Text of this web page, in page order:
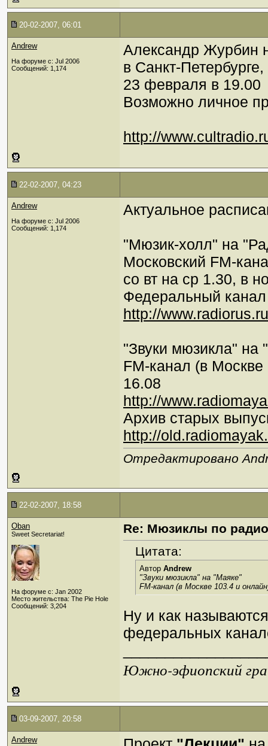
20-02-2007, 06:01
Andrew
На форуме с: Jul 2006
Сообщений: 1,174
Александр Журбин
в Санкт-
23 февраля в 19.00
Возможно личное
http://
22-02-2007, 04:23
Andrew
На форуме с: Jul 2006
Сообщений: 1,174
Актуальное
"Мюзик-холл" на
Московский FM-
со вт на ср 1.30, в
Федеральный
http://
"Звуки мюзикла" на
FM-канал (в
16.08
http://
Архив старых
http://
Отредактировано
22-02-2007, 18:58
Oban
Sweet Secretariat!
На форуме с: Jan 2002
Место жительства: The Pie Hole
Сообщений: 3,204
Re: Мюзиклы по радио
Цитата:
Автор Andrew
"Звуки мюзикла" на "Маяке"
FM-канал (в Москве 103.4 и
Ну и как
федеральных
Южно-эфиопский
03-09-2007, 20:58
Andrew